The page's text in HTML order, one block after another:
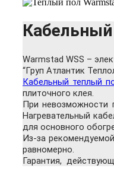
Warmstad WSS –
“Груп Атлантик
Кабельный теплый
плиточного клея.
При невозможности
Нагревательный
для основного
Из-за
равномерно.
Гарантия,